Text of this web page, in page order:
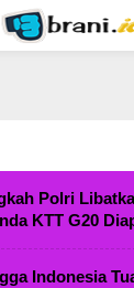
Polri
KTT G20
Indonesia